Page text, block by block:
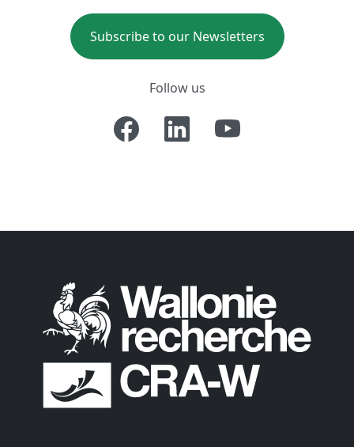
Subscribe to our Newsletters
Follow us